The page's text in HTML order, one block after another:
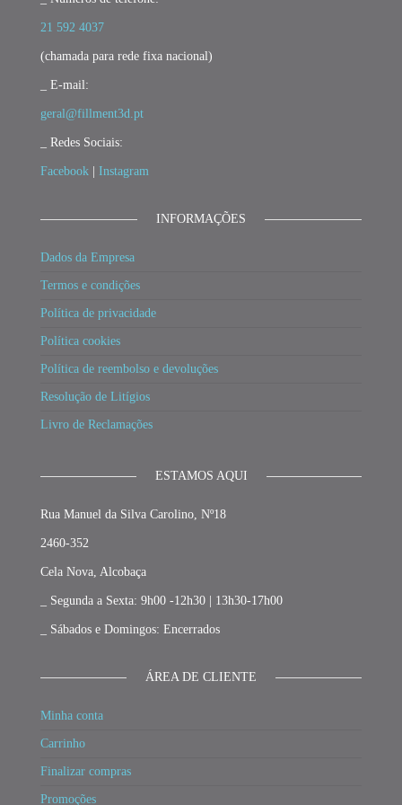
21 592 4037
(chamada para rede fixa nacional)
_ E-mail:
geral@fillment3d.pt
_ Redes Sociais:
Facebook Instagram
INFORMAÇÕES
Dados da Empresa
Termos e condições
Política de privacidade
Política cookies
Política de reembolso e devoluções
Resolução de Litígios
Livro de Reclamações
ESTAMOS AQUI
Rua Manuel da Silva Carolino, Nº18
2460-352
Cela Nova, Alcobaça
_ Segunda a Sexta: 9h00 -12h30 | 13h30-17h00
_ Sábados e Domingos: Encerrados
ÁREA DE CLIENTE
Minha conta
Carrinho
Finalizar compras
Promoções